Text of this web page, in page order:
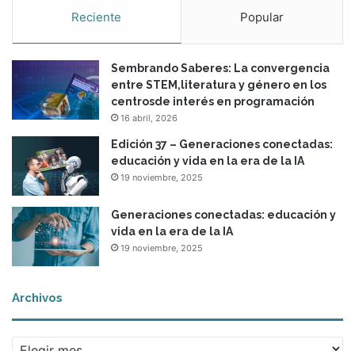
Reciente Popular
Sembrando Saberes: La convergencia
entre STEM,literatura y género en los
centrosde interés en programación
16 abril, 2026
Edición 37 – Generaciones conectadas:
educación y vida en la era de la IA
19 noviembre, 2025
Generaciones conectadas: educación y
vida en la era de la IA
19 noviembre, 2025
Archivos